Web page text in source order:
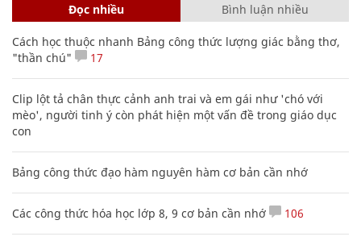
Đọc nhiều Bình luận nhiều
Cách học thuộc nhanh Bảng công thức lượng giác bằng thơ,
"thần chú"
17
Clip lột tả chân thực cảnh anh trai và em gái như 'chó với
mèo', người tinh ý còn phát hiện một vấn đề trong giáo dục
con
Bảng công thức đạo hàm nguyên hàm cơ bản cần nhớ
Các công thức hóa học lớp 8, 9 cơ bản cần nhớ 106